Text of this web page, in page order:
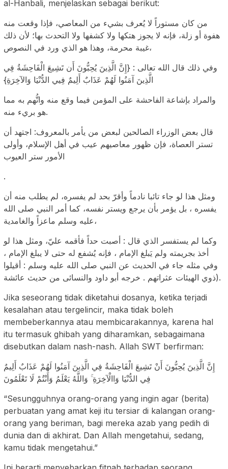
al-Hanbali, menjelaskan sebagai berikut:
من كان مستوراً لا يُعرف بشيء من المعاصي، فإذا وقعت منه
هفوة أو زلة، فإنه لا يجوز هتكها ولا كشفها ولا التحدث بها؛ لأن ذلك
غيبة محرمة، وهذا هو الذي ورد في النصوص،
وفي ذلك قال الله تعالى : {إِنَّ الَّذِينَ يُحِبُّونَ أَن تَشِيعَ الْفَاحِشَةُ فِي
الَّذِينَ آمَنُوا لَهُمْ عَذَابٌ أَلِيمٌ فِيي الدُّنْيَا وَالآخِرَةِ}
والمراد بإشاعة الفاحشة على المؤمن فيما وقع منه واتُّهم به مما
هو بريء منه.
قال بعض الوزراء الصالحين لبعض من يأمر بالمعروف: اجتهد أن
تستر العصاة، فإن ظهور معاصيهم عيب في أهل الإسلام، وأولى
الأمور ستر العيوب
.
ومثل هذا لو جاء تائبا نادماً وأقرّ بحد لم يفسره، لم يطلب منه أن
يفسره ، بل يؤمر بأن يرجع ويستر نفسه، كما أمر النبي صلى الله
عليه وسلم ماعزاً والغامدية،
وكما لم يستفسر الذي قال : أصبت حداً فأقمه عليّ، ومثل هذا لو
أخذ بجريمته ولم يَبلغ الإمام ، فإنه يُشفع له حتى لا يبلغ الإمام ،
وفي مثله جاء في الحديث عن النبي صلى الله عليه وسلم : أقيلوا
ذوي الهيئات عثراتهم . خرجه أبو داود والنسائى من حديث عائشة).
Jika seseorang tidak diketahui dosanya, ketika terjadi
kesalahan atau tergelincir, maka tidak boleh
membeberkannya atau membicarakannya, karena hal
itu termasuk ghibah yang diharamkan, sebagaimana
disebutkan dalam nash-nash. Allah SWT berfirman:
إِنَّ الَّذِينَ يُحِبُّونَ أَنْ تَشِيعَ الْفَاحِشَةُ فِي الَّذِينَ آمَنُوا لَهُمْ عَذَابٌ أَلِيمٌ
فِي الدُّنْيَا وَاالْآخِرَةِ ۚ وَاللَّهُ يَعْلَمُ وَأَنْتُمْ لَا تَعْلَمُونَ
“Sesungguhnya orang-orang yang ingin agar (berita)
perbuatan yang amat keji itu tersiar di kalangan orang-
orang yang beriman, bagi mereka azab yang pedih di
dunia dan di akhirat. Dan Allah mengetahui, sedang,
kamu tidak mengetahui.”